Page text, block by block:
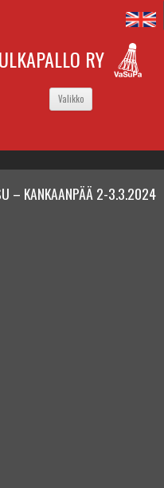
RY
Valikko
– KANKAANPÄÄ 2-3.3.2024